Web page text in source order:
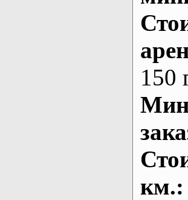
150
км.: